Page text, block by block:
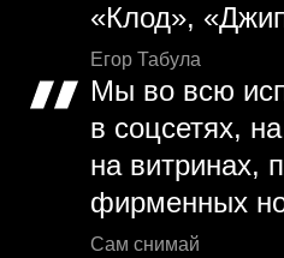
«Клод»,
Егор Табула
Мы во всю
в соцсетях,
на витринах,
фирменных
Сам снимай